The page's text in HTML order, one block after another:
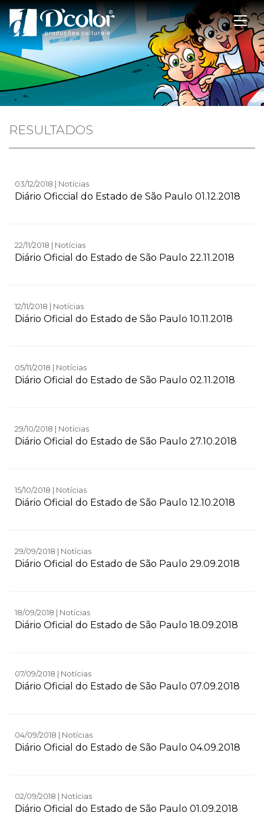
RESULTADOS
03/12/2018 | Notícias
Diário Oficcial do Estado de São Paulo 01.12.2018
22/11/2018 | Notícias
Diário Oficial do Estado de São Paulo 22.11.2018
12/11/2018 | Notícias
Diário Oficial do Estado de São Paulo 10.11.2018
05/11/2018 | Notícias
Diário Oficial do Estado de São Paulo 02.11.2018
29/10/2018 | Notícias
Diário Oficial do Estado de São Paulo 27.10.2018
15/10/2018 | Notícias
Diário Oficial do Estado de São Paulo 12.10.2018
29/09/2018 | Notícias
Diário Oficial do Estado de São Paulo 29.09.2018
18/09/2018 | Notícias
Diário Oficial do Estado de São Paulo 18.09.2018
07/09/2018 | Notícias
Diário Oficial do Estado de São Paulo 07.09.2018
04/09/2018 | Notícias
Diário Oficial do Estado de São Paulo 04.09.2018
02/09/2018 | Notícias
Diário Oficial do Estado de São Paulo 01.09.2018